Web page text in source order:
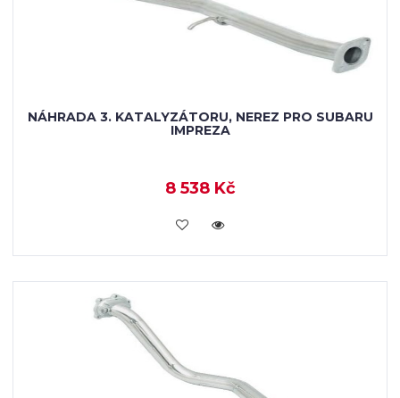
NÁHRADA 3. KATALYZÁTORU, NEREZ PRO SUBARU
IMPREZA
8 538 Kč
KOUPIT